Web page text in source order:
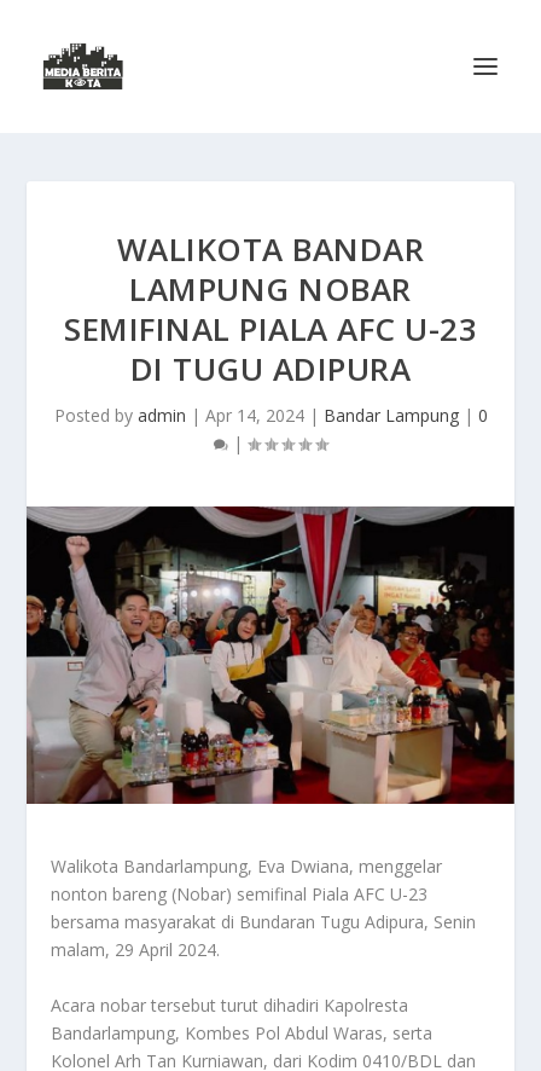
WALIKOTA BANDAR
LAMPUNG NOBAR
SEMIFINAL PIALA AFC U-23
DI TUGU ADIPURA
Posted by admin | Apr 14, 2024| Bandar Lampung| 0
|
Walikota Bandarlampung, Eva Dwiana, menggelar
nonton bareng (Nobar) semifinal Piala AFC U-23
bersama masyarakat di Bundaran Tugu Adipura, Senin
malam, 29 April 2024.
Acara nobar tersebut turut dihadiri Kapolresta
Bandarlampung, Kombes Pol Abdul Waras, serta
Kolonel Arh Tan Kurniawan, dari Kodim 0410/BDL dan